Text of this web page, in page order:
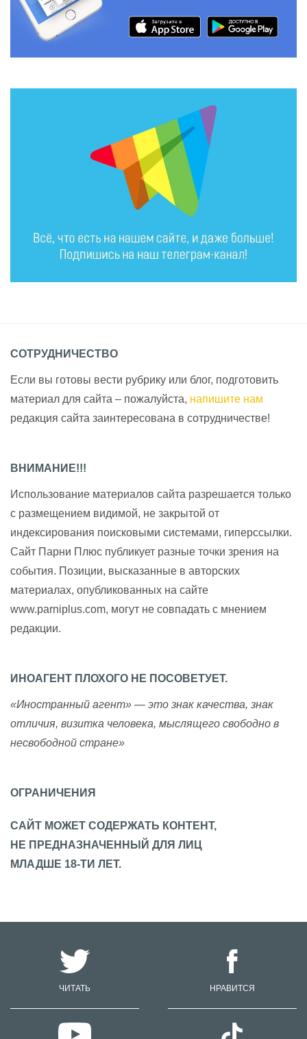
СОТРУДНИЧЕСТВО
Если вы готовы вести рубрику или блог, подготовить
материал для сайта – пожалуйста, напишите нам
редакция сайта заинтересована в сотрудничестве!
ВНИМАНИЕ!!!
Использование материалов сайта разрешается только
с размещением видимой, не закрытой от
индексирования поисковыми системами, гиперссылки.
Сайт Парни Плюс публикует разные точки зрения на
события. Позиции, высказанные в авторских
материалах, опубликованных на сайте
www.parniplus.com, могут не совпадать с мнением
редакции.
ИНОАГЕНТ ПЛОХОГО НЕ ПОСОВЕТУЕТ.
«Иностранный агент» — это знак качества, знак
отличия, визитка человека, мыслящего свободно в
несвободной стране»
ОГРАНИЧЕНИЯ
САЙТ МОЖЕТ СОДЕРЖАТЬ КОНТЕНТ,
НЕ ПРЕДНАЗНАЧЕННЫЙ ДЛЯ ЛИЦ
МЛАДШЕ 18-ТИ ЛЕТ.
ЧИТАТЬ НРАВИТСЯ